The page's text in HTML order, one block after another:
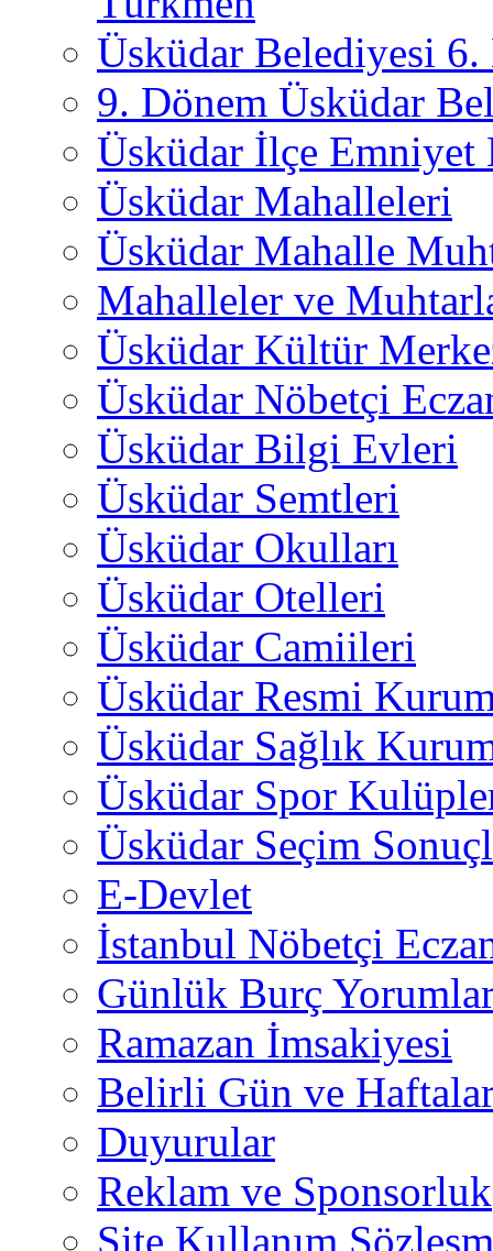
Üsküdar Belediyesi 6.
9. Dönem Üsküdar
Üsküdar İlçe
Üsküdar Mahalleleri
Üsküdar Mahalle
Mahalleler ve
Üsküdar Kültür
Üsküdar Nöbetçi
Üsküdar Bilgi Evleri
Üsküdar Semtleri
Üsküdar Okulları
Üsküdar Otelleri
Üsküdar Camiileri
Üsküdar Resmi
Üsküdar Sağlık
Üsküdar Spor
Üsküdar Seçim
E-Devlet
İstanbul Nöbetçi
Günlük Burç
Ramazan İmsakiyesi
Belirli Gün ve
Duyurular
Reklam ve Sponsorluk
Site Kullanım